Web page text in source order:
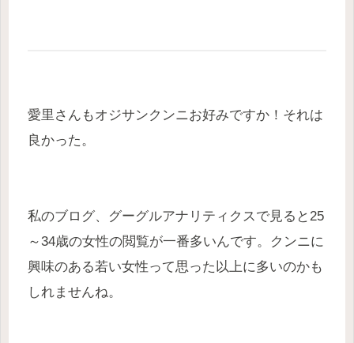
愛里さんもオジサンクンニお好みですか！それは
良かった。
私のブログ、グーグルアナリティクスで見ると25
～34歳の女性の閲覧が一番多いんです。クンニに
興味のある若い女性って思った以上に多いのかも
しれませんね。